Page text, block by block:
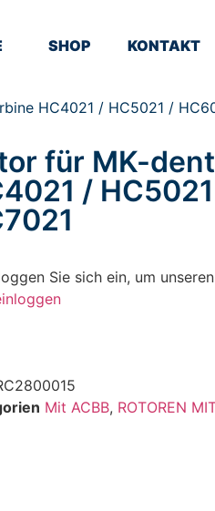
SHOP KONTAKT
HC4021 / HC5021 /
für MK-
/
Sie sich ein, um
Mit ACBB, ROTOREN